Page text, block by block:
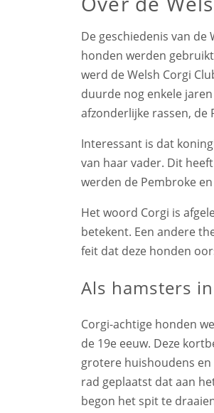
De geschiedenis van de
honden werden
werd de Welsh Corgi
duurde nog enkele
afzonderlijke rassen, de
Interessant is dat
van haar vader. Dit
werden de Pembroke
Het woord Corgi is
betekent. Een andere
feit dat deze honden
Als hamsters
Corgi-achtige honden
de 19e eeuw. Deze
grotere huishoudens
rad geplaatst dat aan
begon het spit te